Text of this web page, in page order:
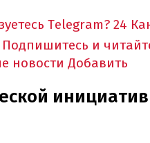
Telegram? 24
Подпишитесь и
новости Добавить